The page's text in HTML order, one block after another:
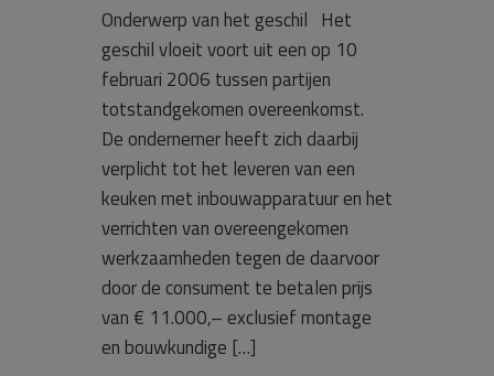
Onderwerp van het geschil Het
geschil vloeit voort uit een op 10
februari 2006 tussen partijen
totstandgekomen overeenkomst.
De ondernemer heeft zich daarbij
verplicht tot het leveren van een
keuken met inbouwapparatuur en het
verrichten van overeengekomen
werkzaamheden tegen de daarvoor
door de consument te betalen prijs
van € 11.000,– exclusief montage
en bouwkundige […]